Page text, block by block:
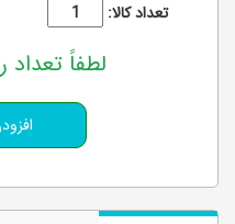
تعداد کالا:
لطفاً تعداد